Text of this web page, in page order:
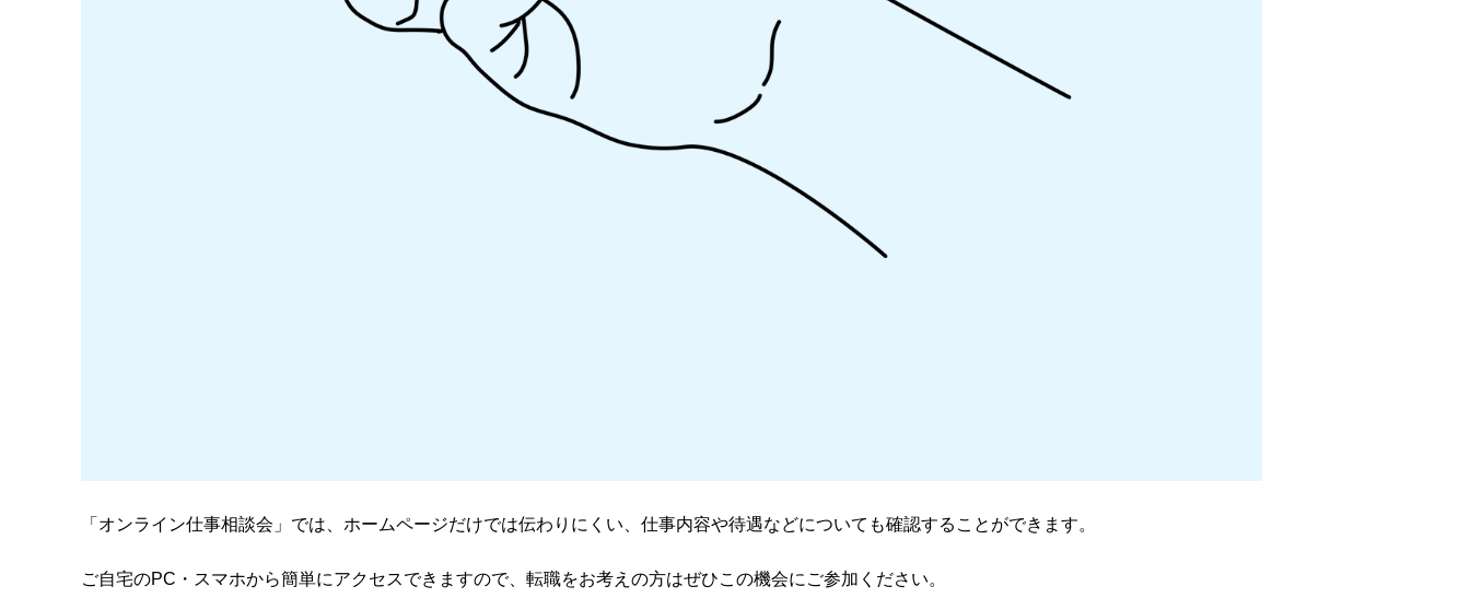
「オンライン仕事相談会」では、ホームページだけでは伝わりにくい、仕事内容や待遇などについても確認することができます。
ご自宅のPC・スマホから簡単にアクセスできますので、転職をお考えの方はぜひこの機会にご参加ください。